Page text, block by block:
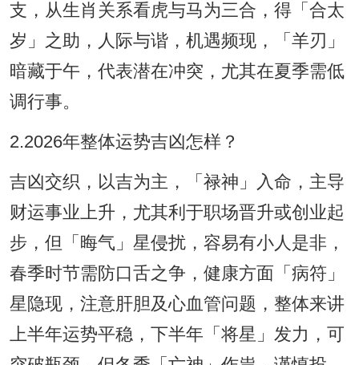
支，从生肖关系看虎与马为三合，得「合太
岁」之助，人际与谐，机遇频现，「羊刃」
暗藏于午，代表潜在冲突，尤其在夏季需低
调行事。
2.2026年整体运势吉凶怎样？
吉凶交织，以吉为主，「禄神」入命，主导
财运事业上升，尤其利于职场晋升或创业起
步，但「晦气」星侵扰，容易有小人是非，
春季时节需防口舌之争，健康方面「病符」
星隐现，注意肝胆及心血管问题，整体来讲
上半年运势平稳，下半年「将星」发力，可